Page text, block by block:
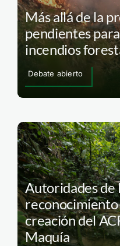
Más allá de la
pendientes
incendios
Debate abierto
Autoridades
creación del
Maquía